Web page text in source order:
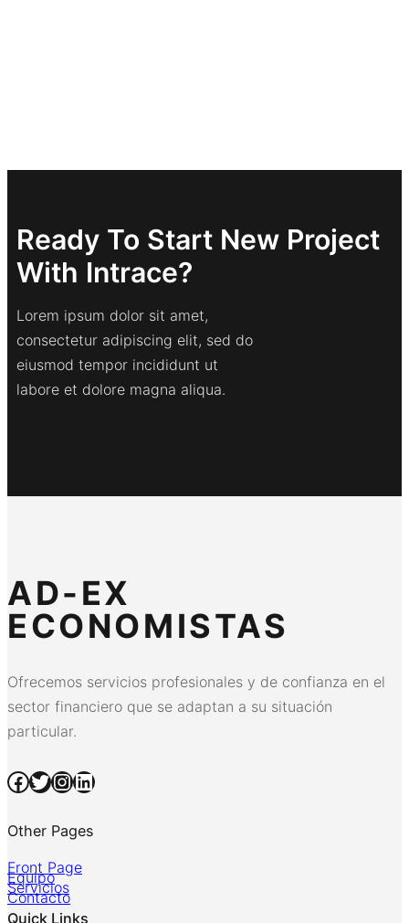
Ready To Start New Project
With Intrace?
Lorem ipsum dolor sit amet,
consectetur adipiscing elit, sed do
eiusmod tempor incididunt ut
labore et dolore magna aliqua.
AD-EX
ECONOMISTAS
Ofrecemos servicios profesionales y de confianza en el
sector financiero que se adaptan a su situación
particular.
Facebook Twitter InstagramLinkedIn
Other Pages
Front Page
Equipo
Servicios
Contacto
Quick Links